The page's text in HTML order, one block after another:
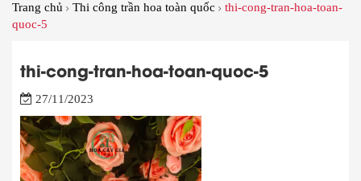
Trang chủ Thi công trần hoa toàn quốc
thi-cong-tran-hoa-toan-
quoc-5
thi-cong-tran-hoa-toan-quoc-5
27/11/2023